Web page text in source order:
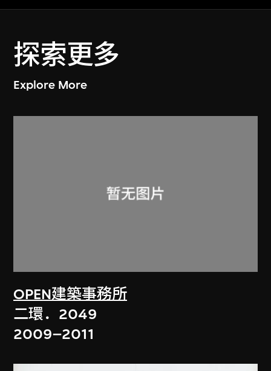
探索更多
Explore More
OPEN建築事務所
二環．2049
2009–2011